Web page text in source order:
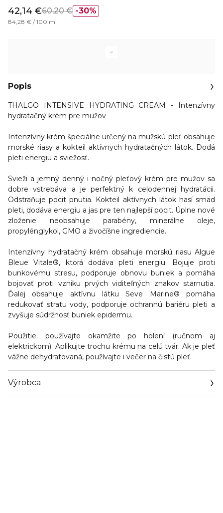
30%
42,14 €60,20 €
84,28 € / 100 ml
Popis
THALGO INTENSIVE HYDRATING CREAM - Intenzívny
hydratačný krém pre mužov
Intenzívny krém špeciálne určený na mužskú pleť obsahuje
morské riasy a kokteil aktívnych hydratačných látok. Dodá
pleti energiu a sviežosť.
Svieži a jemný denný i nočný pleťový krém pre mužov sa
dobre vstrebáva a je perfektný k celodennej hydratácii.
Odstraňuje pocit pnutia. Kokteil aktívnych látok hasí smäd
pleti, dodáva energiu a jas pre ten najlepší pocit. Úplne nové
zloženie neobsahuje parabény, minerálne oleje,
propylénglykol, GMO a živočíšne ingrediencie.
Intenzívny hydratačný krém obsahuje morskú riasu Algue
Bleue Vitale®, ktorá dodáva pleti energiu. Bojuje proti
bunkovému stresu, podporuje obnovu buniek a pomáha
bojovať proti vzniku prvých viditeľných znakov starnutia.
Ďalej obsahuje aktívnu látku Seve Marine® pomáha
redukovať stratu vody, podporuje ochrannú bariéru pleti a
zvyšuje súdržnosť buniek epidermu.
Použitie: používajte okamžite po holení (ručnom aj
elektrickom). Aplikujte trochu krému na celú tvár. Ak je pleť
vážne dehydratovaná, používajte i večer na čistú pleť.
Výrobca